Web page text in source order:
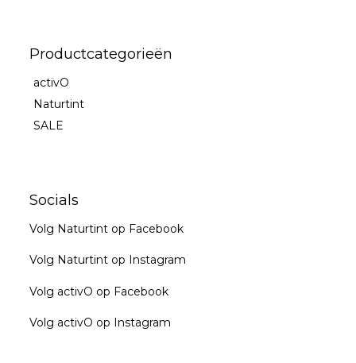
Productcategorieën
activO
Naturtint
SALE
Socials
Volg Naturtint op Facebook
Volg Naturtint op Instagram
Volg activO op Facebook
Volg activO op Instagram